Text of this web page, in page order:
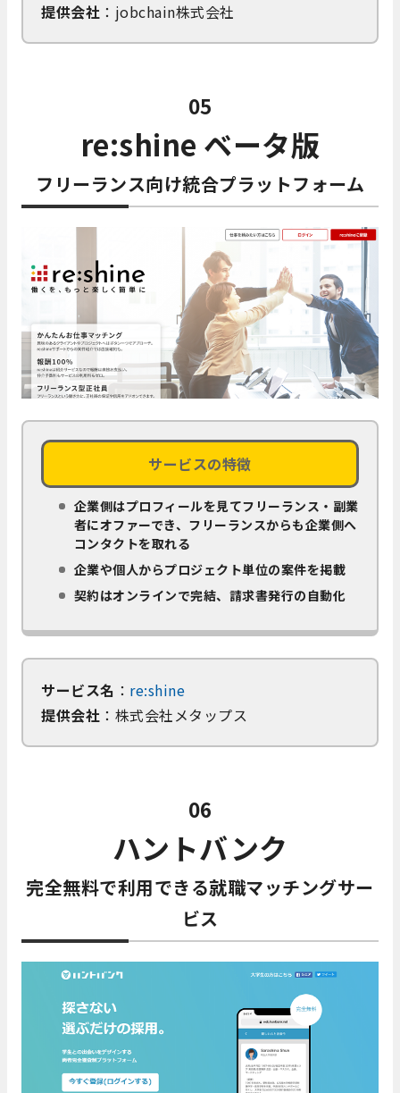
提供会社 ：jobchain株式会社
05
re:shine ベータ版
フリーランス向け統合プラットフォーム
サービスの特徴
企業側はプロフィールを見てフリーランス・副業
者にオファーでき、フリーランスからも企業側へ
コンタクトを取れる
企業や個人からプロジェクト単位の案件を掲載
契約はオンラインで完結、請求書発行の自動化
サービス名 ： re:shine
提供会社 ：株式会社メタップス
06
ハントバンク
完全無料で利用できる就職マッチングサー
ビス